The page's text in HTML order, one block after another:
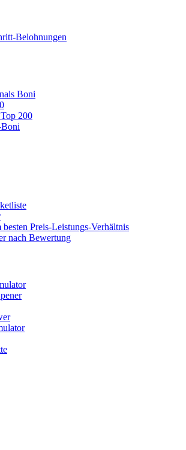
Belohnungen
Boni
200
Boni
besten Preis-Leistungs-Verhältnis
nach Bewertung